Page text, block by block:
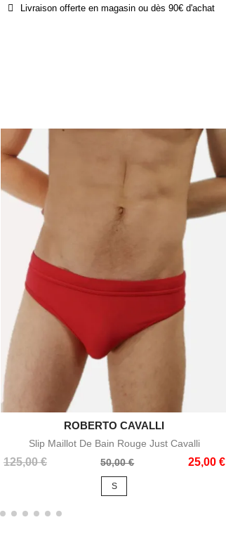
Livraison offerte en magasin ou dès 90€ d'achat
Aperçu rapide
ROBERTO CAVALLI
Slip Maillot De Bain Rouge Just Cavalli
125,00 €
Prix
50,00 € 25,00 €
Prix
S